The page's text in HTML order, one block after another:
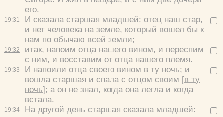
19:31
19:32
19:33
19:34
его.
И сказала старшая младшей: отец наш стар,
и нет человека на земле, который вошел бы к
нам по обычаю всей земли;
итак, напоим отца нашего вином, и переспим
с ним, и восставим от отца нашего племя.
И напоили отца своего вином в ту ночь; и
вошла старшая и спала с отцом своим [в ту
ночь]; а он не знал, когда она легла и когда
встала.
На другой день старшая сказала младшей: